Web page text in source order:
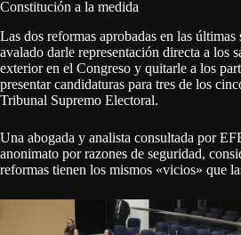
Constitución a la medida
Las dos reformas aprobadas en las últimas
avalado darle representación directa a los
exterior en el Congreso y quitarle a los
presentar candidaturas para tres de los
Tribunal Supremo Electoral.
Una abogada y analista consultada por
anonimato por razones de seguridad,
reformas tienen los mismos «vicios» que